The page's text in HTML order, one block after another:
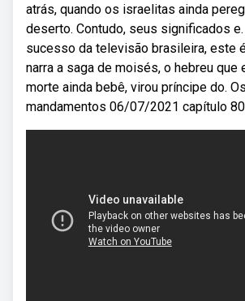
atrás, quando os israelitas ainda
deserto. Contudo, seus significados e.
sucesso da televisão brasileira, este
narra a saga de moisés, o hebreu que
morte ainda bebê, virou príncipe do.
mandamentos 06/07/2021 capítulo